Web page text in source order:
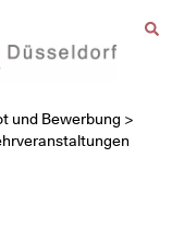
und Bewerbung >